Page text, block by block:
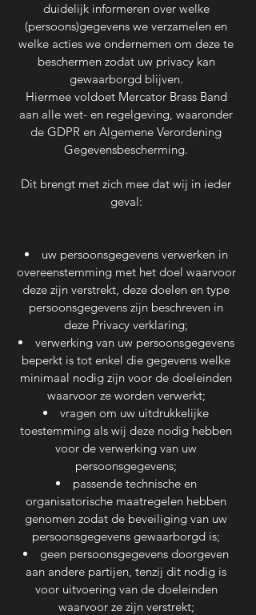
duidelijk informeren over welke
(persoons)gegevens we verzamelen en
welke acties we ondernemen om deze te
beschermen zodat uw privacy kan
gewaarborgd blijven.
Hiermee voldoet Mercator Brass Band
aan alle wet- en regelgeving, waaronder
de GDPR en Algemene Verordening
Gegevensbescherming.
Dit brengt met zich mee dat wij in ieder
geval:
uw persoonsgegevens verwerken in
overeenstemming met het doel waarvoor
deze zijn verstrekt, deze doelen en type
persoonsgegevens zijn beschreven in
deze Privacy verklaring;
verwerking van uw persoonsgegevens
beperkt is tot enkel die gegevens welke
minimaal nodig zijn voor de doeleinden
waarvoor ze worden verwerkt;
vragen om uw uitdrukkelijke
toestemming als wij deze nodig hebben
voor de verwerking van uw
persoonsgegevens;
passende technische en
organisatorische maatregelen hebben
genomen zodat de beveiliging van uw
persoonsgegevens gewaarborgd is;
geen persoonsgegevens doorgeven
aan andere partijen, tenzij dit nodig is
voor uitvoering van de doeleinden
waarvoor ze zijn verstrekt;